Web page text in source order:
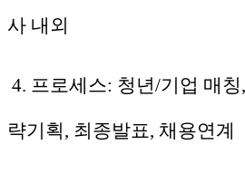
사 내외
4. 프로세스: 청년/기업 매
략기획, 최종발표, 채용연계